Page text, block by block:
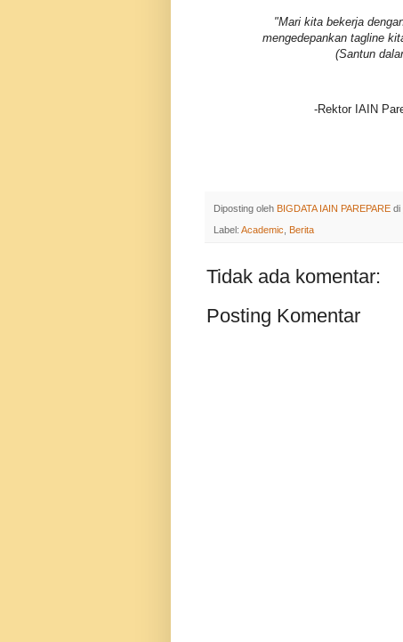
"Mari kita bekerja
mengedepankan tagline
(Santun
-Rektor IAIN
Diposting oleh BIGDATA IAIN PAREPARE di
Label: Academic Berita
Tidak ada komentar:
Posting Komentar